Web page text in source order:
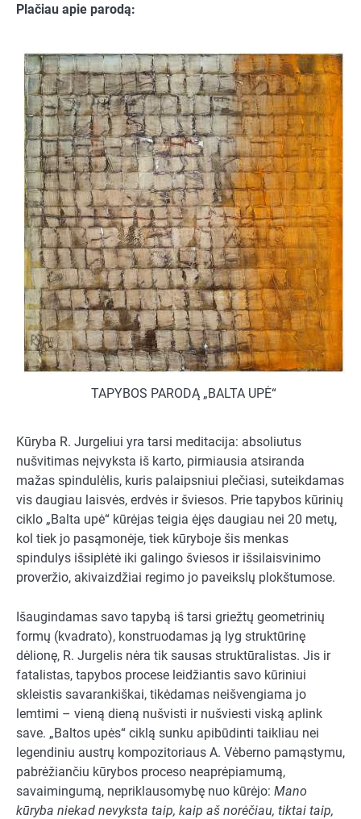
Plačiau apie parodą:
TAPYBOS PARODĄ „BALTA UPĖ“
Kūryba R. Jurgeliui yra tarsi meditacija: absoliutus
nušvitimas neįvyksta iš karto, pirmiausia atsiranda
mažas spindulėlis, kuris palaipsniui plečiasi, suteikdamas
vis daugiau laisvės, erdvės ir šviesos. Prie tapybos kūrinių
ciklo „Balta upė“ kūrėjas teigia ėjęs daugiau nei 20 metų,
kol tiek jo pasąmonėje, tiek kūryboje šis menkas
spindulys išsiplėtė iki galingo šviesos ir išsilaisvinimo
proveržio, akivaizdžiai regimo jo paveikslų plokštumose.
Išaugindamas savo tapybą iš tarsi griežtų geometrinių
formų (kvadrato), konstruodamas ją lyg struktūrinę
dėlionę, R. Jurgelis nėra tik sausas struktūralistas. Jis ir
fatalistas, tapybos procese leidžiantis savo kūriniui
skleistis savarankiškai, tikėdamas neišvengiama jo
lemtimi – vieną dieną nušvisti ir nušviesti viską aplink
save. „Baltos upės“ ciklą sunku apibūdinti taikliau nei
legendiniu austrų kompozitoriaus A. Vėberno pamąstymu,
pabrėžiančiu kūrybos proceso neaprėpiamumą,
savaimingumą, nepriklausomybę nuo kūrėjo: Mano
kūryba niekad nevyksta taip, kaip aš norėčiau, tiktai taip,